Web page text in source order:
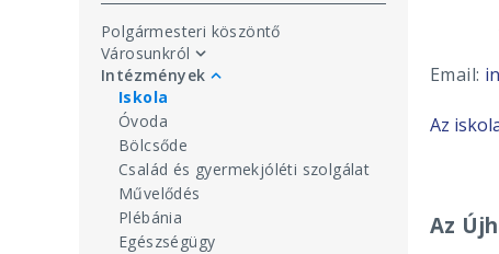
Polgármesteri köszöntő
Városunkról
Intézmények
Iskola
Óvoda
Bölcsőde
Család és gyermekjóléti szolgálat
Művelődés
Plébánia
Egészségügy
Email:
Az
Az